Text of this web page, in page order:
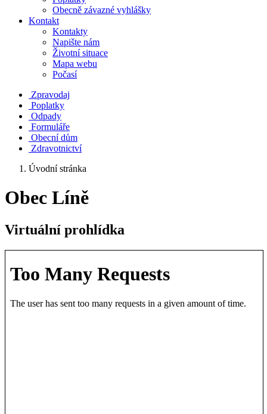
Obecně závazné vyhlášky
Kontakt
Kontakty
Napište nám
Životní situace
Mapa webu
Počasí
Zpravodaj
Poplatky
Odpady
Formuláře
Obecní dům
Zdravotnictví
Úvodní stránka
Obec Líně
Virtuální prohlídka